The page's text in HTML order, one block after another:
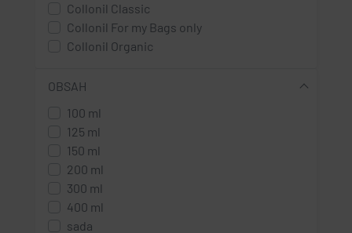
Collonil Classic
Collonil For my Bags only
Collonil Organic
OBSAH
100 ml
125 ml
150 ml
200 ml
300 ml
400 ml
sada